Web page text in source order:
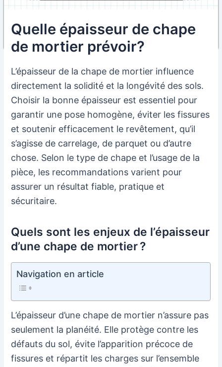
Quelle épaisseur de chape
de mortier prévoir?
L’épaisseur de la chape de mortier influence
directement la solidité et la longévité des sols.
Choisir la bonne épaisseur est essentiel pour
garantir une pose homogène, éviter les fissures
et soutenir efficacement le revêtement, qu’il
s’agisse de carrelage, de parquet ou d’autre
chose. Selon le type de chape et l’usage de la
pièce, les recommandations varient pour
assurer un résultat fiable, pratique et
sécuritaire.
Quels sont les enjeux de l’épaisseur
d’une chape de mortier ?
Navigation en article
L’épaisseur d’une chape de mortier n’assure pas
seulement la planéité. Elle protège contre les
défauts du sol, évite l’apparition précoce de
fissures et répartit les charges sur l’ensemble